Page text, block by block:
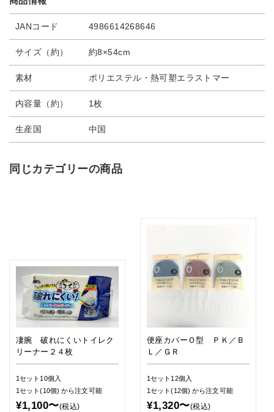
JANコード 4986614268646
サイズ（約） 約8×54cm
素材 ポリエステル・熱可塑エラストマー
内容量（約） 1枚
生産国 中国
同じカテゴリーの商品
凄腕 破れにくいトイレク
リーナー２４枚
1セット10個入
1セット(10個)から注文可能
¥1,100〜(税込)
便座カバーＯ型 ＰＫ／Ｂ
Ｌ／ＧＲ
1セット12個入
1セット(12個)から注文可能
¥1,320〜(税込)